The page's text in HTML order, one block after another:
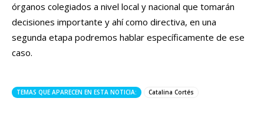
órganos colegiados a nivel local y nacional que tomarán
decisiones importante y ahí como directiva, en una
segunda etapa podremos hablar específicamente de ese
caso.
TEMAS QUE APARECEN EN ESTA NOTICIA: Catalina Cortés